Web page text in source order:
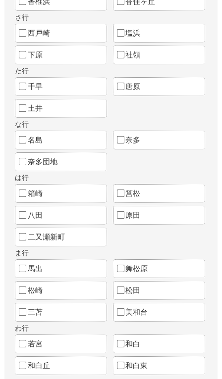
さ行
西戸崎 塩浜
下原 社領
た行
千早 唐原
土井
な行
名島 奈多
奈多団地
は行
箱崎 筥松
八田 原田
二又瀬新町
ま行
馬出 舞松原
松崎 松田
三苫 美和台
わ行
若宮 和白
和白丘 和白東